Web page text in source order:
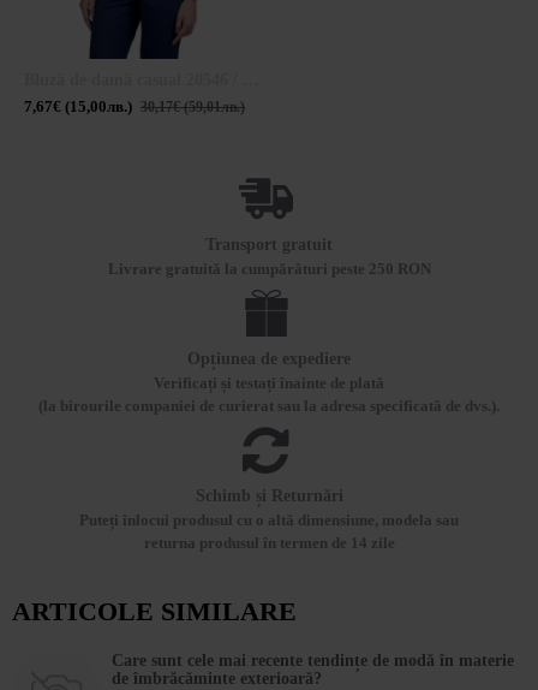
7,67€ (15,00лв.) 30,17€ (59,01лв.)
Transport gratuit
Livrare gratuită la cumpărături peste 250 RON
Opțiunea de expediere
Verificați și testați înainte de plată
(la birourile companiei de curierat sau la adresa specificată de dvs.).
Schimb și Returnări
Puteți înlocui produsul cu o altă dimensiune, modela sau
returna produsul în termen de 14 zile
ARTICOLE SIMILARE
Care sunt cele mai recente tendințe de modă în materie
de îmbrăcăminte exterioară?